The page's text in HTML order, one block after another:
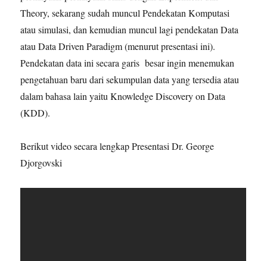
Theory, sekarang sudah muncul Pendekatan Komputasi
atau simulasi, dan kemudian muncul lagi pendekatan Data
atau Data Driven Paradigm (menurut presentasi ini).
Pendekatan data ini secara garis besar ingin menemukan
pengetahuan baru dari sekumpulan data yang tersedia atau
dalam bahasa lain yaitu Knowledge Discovery on Data
(KDD).
Berikut video secara lengkap Presentasi Dr. George
Djorgovski